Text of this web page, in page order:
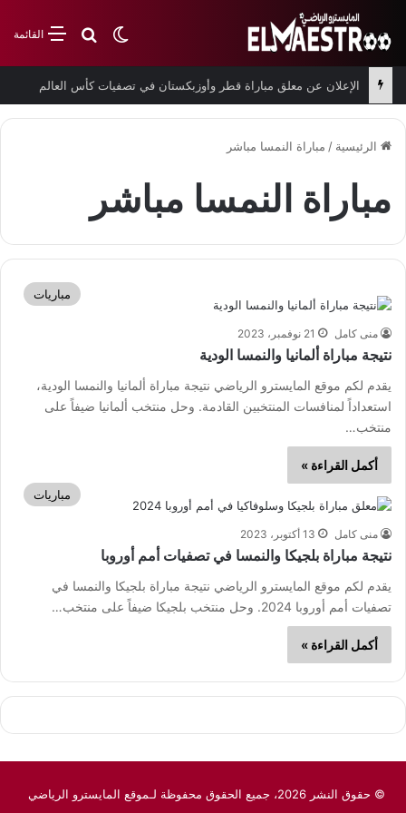
القائمةبحث عن
الوضع المظلم
الإعلان عن معلق مباراة قطر وأوزبكستان في تصفيات كأس العالم
الرئيسية / مباراة النمسا مباشر
مباراة النمسا مباشر
مباريات
منى كامل 21 نوفمبر، 2023
نتيجة مباراة ألمانيا والنمسا الودية
يقدم لكم موقع المايسترو الرياضي نتيجة مباراة ألمانيا والنمسا الودية،
استعداداً لمنافسات المنتخبين القادمة. وحل منتخب ألمانيا ضيفاً على
منتخب…
أكمل القراءة »
مباريات
منى كامل 13 أكتوبر، 2023
نتيجة مباراة بلجيكا والنمسا في تصفيات أمم أوروبا
يقدم لكم موقع المايسترو الرياضي نتيجة مباراة بلجيكا والنمسا في
تصفيات أمم أوروبا 2024. وحل منتخب بلجيكا ضيفاً على منتخب…
أكمل القراءة »
© حقوق النشر 2026، جميع الحقوق محفوظة لـموقع المايسترو الرياضي